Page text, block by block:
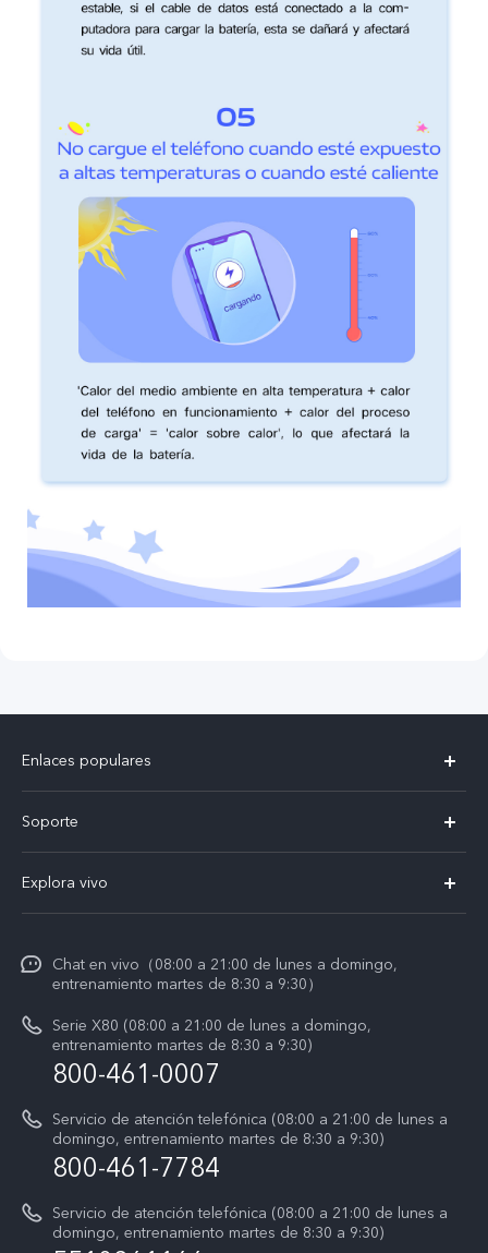
Enlaces populares
V60 Lite 5G
Y29
Soporte
Funtouch OS
Centro de servicio
Consulta el Precio de los Repuestos
Manual de usuario
Actualización del sistema
Instrucciones de la garantía de vivo
Explora vivo
La vida en vivo
Acerca de nosotros
Avisos legales
Centro de privacidad de vivo
T&C X300 Pro
Chat en vivo（08:00 a 21:00 de lunes a domingo,
entrenamiento martes de 8:30 a 9:30）
Serie X80 (08:00 a 21:00 de lunes a domingo,
entrenamiento martes de 8:30 a 9:30)
800-461-0007
Servicio de atención telefónica (08:00 a 21:00 de lunes a
domingo, entrenamiento martes de 8:30 a 9:30)
800-461-7784
Servicio de atención telefónica (08:00 a 21:00 de lunes a
domingo, entrenamiento martes de 8:30 a 9:30)